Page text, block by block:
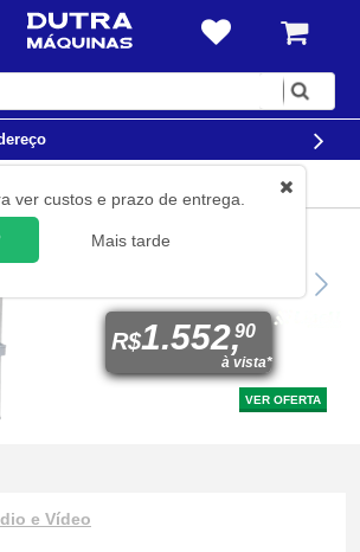
Digite
ver custos e prazo de entrega.
Mais tarde
Bebedouro industrial de
R$1.552,90
à vista*
VER OFERTA
e Vídeo